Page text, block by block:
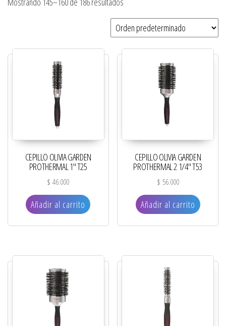
CEPILLO OLIVIA GARDEN
PROTHERMAL 1″ T25
$ 46.000
Añadir al carrito
CEPILLO OLIVIA GARDEN
PROTHERMAL 2 1/4″ T53
$ 56.000
Añadir al carrito